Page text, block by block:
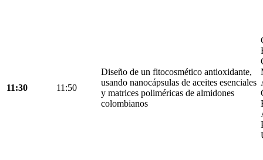
11:30 11:50
Diseño de un fitocosmético antioxidante,
usando nanocápsulas de aceites esenciales
y matrices poliméricas de almidones
colombianos